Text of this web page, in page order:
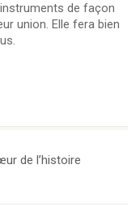
de façon
union. Elle fera bien
de l’histoire